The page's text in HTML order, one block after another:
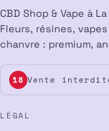
CBD Shop & Vape à
Fleurs, résines,
chanvre : premium,
18 Vente
LÉGAL